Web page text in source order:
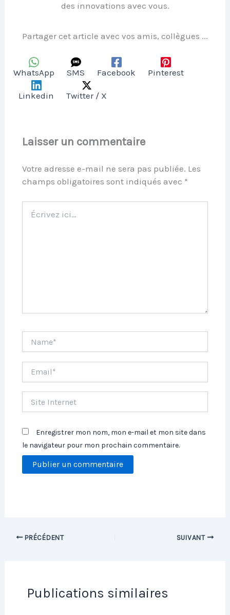
des innovations avec vous.
Partager cet article avec vos amis, collègues ...
WhatsApp SMS Facebook Pinterest
Linkedin Twitter / X
Laisser un commentaire
Votre adresse e-mail ne sera pas publiée. Les
champs obligatoires sont indiqués avec *
ici…
Internet
Enregistrer mon nom, mon e-mail et mon site dans
le navigateur pour mon prochain commentaire.
PRÉCÉDENT SUIVANT
Publications similaires